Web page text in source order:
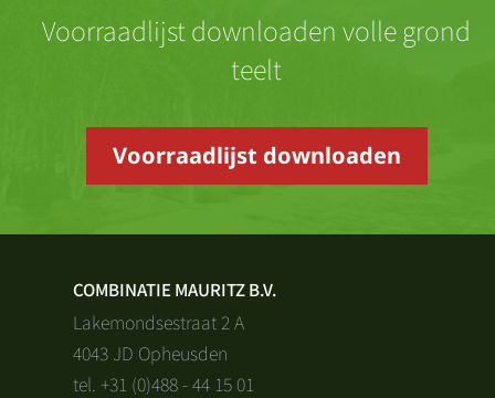
Voorraadlijst downloaden volle grond
teelt
Voorraadlijst downloaden
COMBINATIE MAURITZ B.V.
Lakemondsestraat 2 A
4043 JD Opheusden
tel. +31 (0)488 - 44 15 01